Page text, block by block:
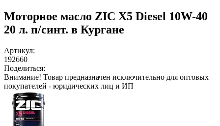
Моторное масло ZIC X5 Diesel 10W-40
20 л. п/синт. в Кургане
Артикул:
192660
Поделиться:
Внимание! Товар предназначен исключительно для оптовых
покупателей - юридических лиц и ИП